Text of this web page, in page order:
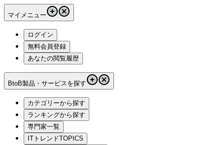
マイメニュー
ログイン
無料会員登録
あなたの閲覧履歴
BtoB製品・サービスを探す
カテゴリーから探す
ランキングから探す
専門家一覧
ITトレンドTOPICS